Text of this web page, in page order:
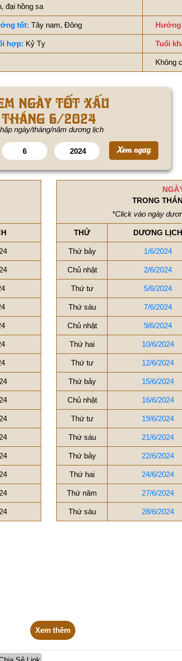
đại hồng sa
tốt: Tây nam, Đông Hướng
hợp: Kỷ Tỵ Tuổi
Không
ngày tốt xấu
tháng 6/2024
ngày/tháng/năm dương lịch
TRONG
*Click vào ngày
THỨ DƯƠNG LỊCH
Thứ bảy 1/6/2024
Chủ nhật 2/6/2024
Thứ tư 5/6/2024
Thứ sáu 7/6/2024
Chủ nhật 9/6/2024
Thứ hai 10/6/2024
Thứ tư 12/6/2024
Thứ bảy 15/6/2024
Chủ nhật 16/6/2024
Thứ tư 19/6/2024
Thứ sáu 21/6/2024
Thứ bảy 22/6/2024
Thứ hai 24/6/2024
Thứ năm 27/6/2024
Thứ sáu 28/6/2024
Xem thêm